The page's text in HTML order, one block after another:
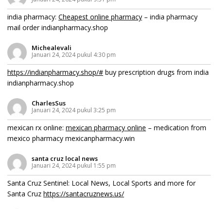
india pharmacy: Cheapest online pharmacy – india pharmacy
mail order indianpharmacy.shop
Michealevali
Januari 24, 2024 pukul 4:30 pm
https://indianpharmacy.shop/# buy prescription drugs from india
indianpharmacy.shop
CharlesSus
Januari 24, 2024 pukul 3:25 pm
mexican rx online: mexican pharmacy online – medication from
mexico pharmacy mexicanpharmacy.win
santa cruz local news
Januari 24, 2024 pukul 1:55 pm
Santa Cruz Sentinel: Local News, Local Sports and more for
Santa Cruz https://santacruznews.us/